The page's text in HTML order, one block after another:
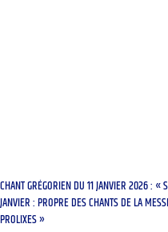
CHANT GRÉGORIEN DU 11 JANVIER 2026 : «
JANVIER : PROPRE DES CHANTS DE LA
PROLIXES »